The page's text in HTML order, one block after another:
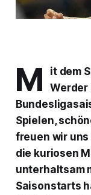
M
it dem
Werder
Spielen,
freuen wir
die kuriosen
unterhaltsam
Saisonstarts